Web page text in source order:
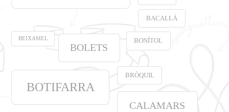
BACALLÀ
BEIXAMEL
BOLETS
BONÍTOL
BOTIFARRA
BRÒQUIL
CALAMARS